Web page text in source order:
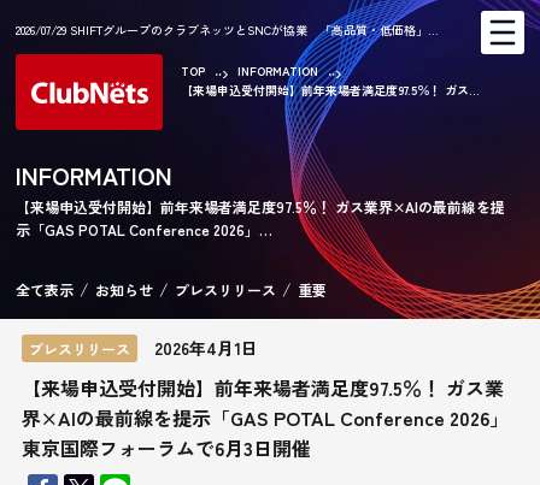
2026/07/29 SHIFTグループのクラブネッツとSNCが協業 「高品質・低価格」…
TOP
INFORMATION
【来場申込受付開始】前年来場者満足度97.5％！ ガス...
INFORMATION
【来場申込受付開始】前年来場者満足度97.5％！ ガス業界×AIの最前線を提
示「GAS POTAL Conference 2026」…
全て表示 お知らせ プレスリリース 重要
プレスリリース 2026年4月1日
【来場申込受付開始】前年来場者満足度97.5％！ ガス業
界×AIの最前線を提示「GAS POTAL Conference 2026」
東京国際フォーラムで6月3日開催